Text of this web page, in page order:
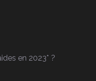
en 2023* ?